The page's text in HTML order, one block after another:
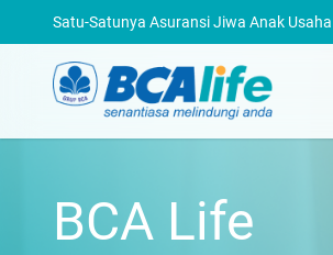
Satu-Satunya Asuransi Jiwa Anak
BCA Life